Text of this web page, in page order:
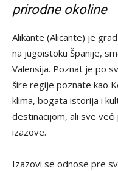
prirodne okoline
Alikante (Alicante) je
na jugoistoku Španije,
Valensija. Poznat je po
šire regije poznate kao
klima, bogata istorija i
destinacijom, ali sve
izazove.
Izazovi se odnose pre